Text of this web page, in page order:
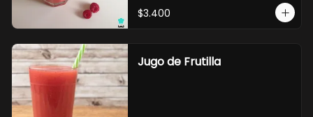
$3.400
Jugo de Frutilla